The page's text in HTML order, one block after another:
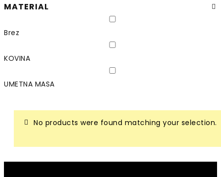
MATERIAL
Brez
KOVINA
UMETNA MASA
No products were found matching your selection.